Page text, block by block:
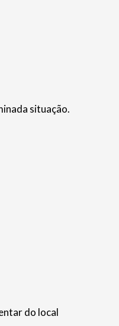
situação.
do local